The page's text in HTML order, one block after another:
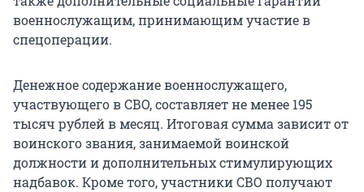
военнослужащим, принимающим участие в
спецоперации.
Денежное содержание военнослужащего,
участвующего в СВО, составляет не менее 195
тысяч рублей в месяц. Итоговая сумма зависит от
воинского звания, занимаемой воинской
должности и дополнительных стимулирующих
надбавок. Кроме того, участники СВО получают